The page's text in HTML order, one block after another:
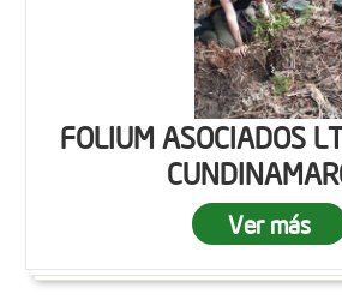
FOLIUM ASOCIADOS
Ver más